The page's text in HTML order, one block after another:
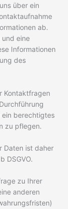
über ein
ab.
eine
Informationen
des
Kontaktfragen
ein berechtigtes
zu pflegen.
Daten ist daher
DSGVO.
zu Ihrer
anderen